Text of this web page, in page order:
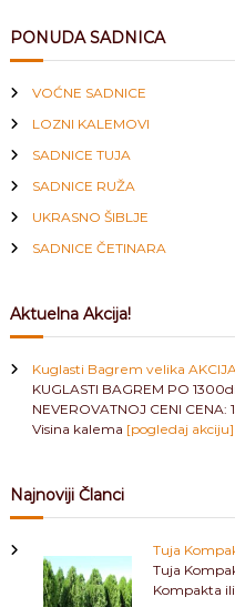
a
v
i
g
a
t
i
PONUDA SADNICA
VOĆNE SADNICE
LOZNI KALEMOVI
SADNICE TUJA
SADNICE RUŽA
UKRASNO ŠIBLJE
SADNICE ČETINARA
Aktuelna Akcija!
Kuglasti Bagrem velika
KUGLASTI BAGREM PO
NEVEROVATNOJ CENI
Visina kalema [pogledaj akciju]
Najnoviji Članci
Tuja
Tuja
Kompakta